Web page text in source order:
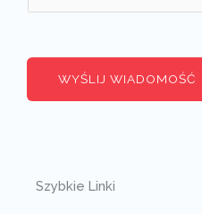
WYŚLIJ WIADOMOŚĆ
Szybkie Linki